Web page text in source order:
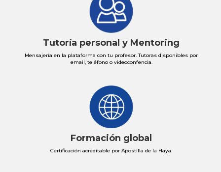
Tutoría personal y Mentoring
Mensajería en la plataforma con tu profesor. Tutoras disponibles por
email, teléfono o videoconfencia.
Formación global
Certificación acreditable por Apostilla de la Haya.